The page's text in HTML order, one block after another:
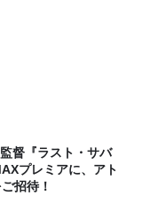
督『ラスト・サバ
プレミアに、アト
招待！